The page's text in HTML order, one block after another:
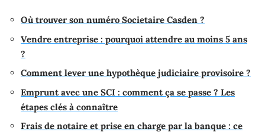
Où trouver son numéro Societaire Casden ?
Vendre entreprise : pourquoi attendre au moins 5 ans
?
Comment lever une hypothèque judiciaire provisoire ?
Emprunt avec une SCI : comment ça se passe ? Les
étapes clés à connaître
Frais de notaire et prise en charge par la banque : ce